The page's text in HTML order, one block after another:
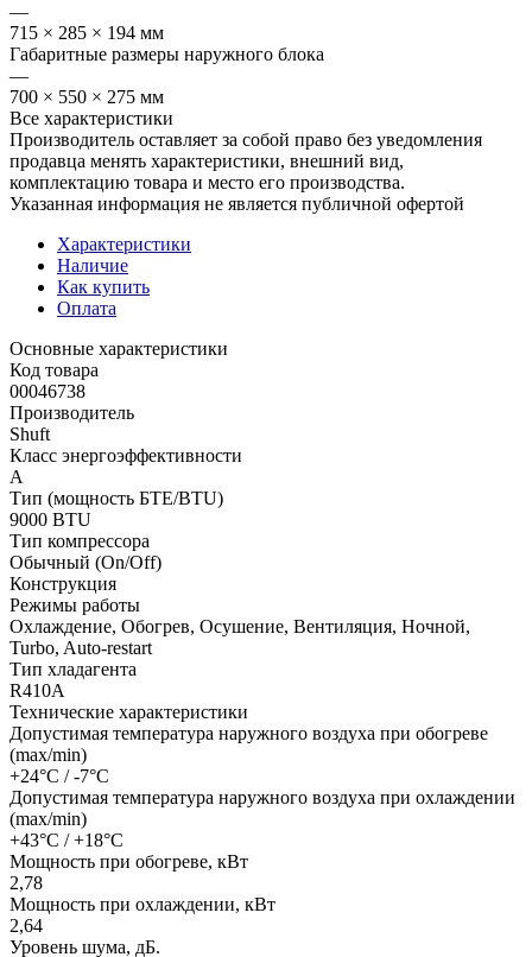
—
715 × 285 × 194 мм
Габаритные размеры наружного блока
—
700 × 550 × 275 мм
Все характеристики
Производитель оставляет за собой право без уведомления
продавца менять характеристики, внешний вид,
комплектацию товара и место его производства.
Указанная информация не является публичной офертой
Характеристики
Наличие
Как купить
Оплата
Основные характеристики
Код товара
00046738
Производитель
Shuft
Класс энергоэффективности
A
Тип (мощность БТЕ/BTU)
9000 BTU
Тип компрессора
Обычный (On/Off)
Конструкция
Режимы работы
Охлаждение, Обогрев, Осушение, Вентиляция, Ночной,
Turbo, Auto-restart
Тип хладагента
R410A
Технические характеристики
Допустимая температура наружного воздуха при обогреве
(max/min)
+24°C / -7°C
Допустимая температура наружного воздуха при охлаждении
(max/min)
+43°C / +18°C
Мощность при обогреве, кВт
2,78
Мощность при охлаждении, кВт
2,64
Уровень шума, дБ.